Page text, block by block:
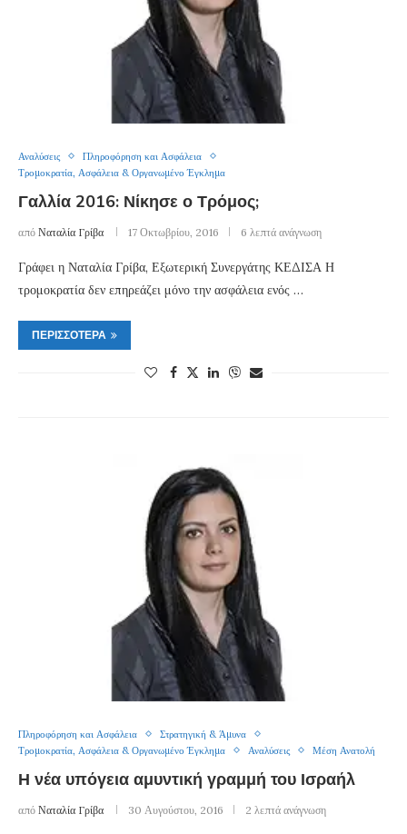
Αναλύσεις
Πληροφόρηση και Ασφάλεια
Τρομοκρατία, Ασφάλεια & Οργανωμένο Έγκλημα
Γαλλία 2016: Νίκησε ο Τρόμος;
από Ναταλία Γρίβα 17 Οκτωβρίου, 2016 6 λεπτά ανάγνωση
Γράφει η Ναταλία Γρίβα, Εξωτερική Συνεργάτης ΚΕΔΙΣΑ Η
τρομοκρατία δεν επηρεάζει μόνο την ασφάλεια ενός …
ΠΕΡΙΣΣΌΤΕΡΑ
Πληροφόρηση και Ασφάλεια
Στρατηγική & Άμυνα
Τρομοκρατία, Ασφάλεια & Οργανωμένο Έγκλημα
Αναλύσεις Μέση Ανατολή
Η νέα υπόγεια αμυντική γραμμή του Ισραήλ
από Ναταλία Γρίβα 30 Αυγούστου, 2016 2 λεπτά ανάγνωση